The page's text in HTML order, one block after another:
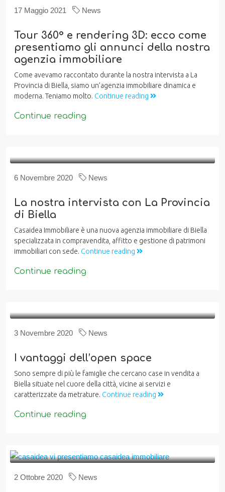
17 Maggio 2021 News
Tour 360° e rendering 3D: ecco come
presentiamo gli annunci della nostra
agenzia immobiliare
Come avevamo raccontato durante la nostra intervista a La
Provincia di Biella, siamo un’agenzia immobiliare dinamica e
moderna. Teniamo molto. Continue reading
Continue reading
6 Novembre 2020 News
La nostra intervista con La Provincia
di Biella
Casaidea Immobiliare è una nuova agenzia immobiliare di Biella
specializzata in compravendita, affitto e gestione di patrimoni
immobiliari con sede. Continue reading
Continue reading
3 Novembre 2020 News
I vantaggi dell’open space
Sono sempre di più le famiglie che cercano case in vendita a
Biella situate nel cuore della città, vicine ai servizi e
caratterizzate da metrature. Continue reading
Continue reading
2 Ottobre 2020 News